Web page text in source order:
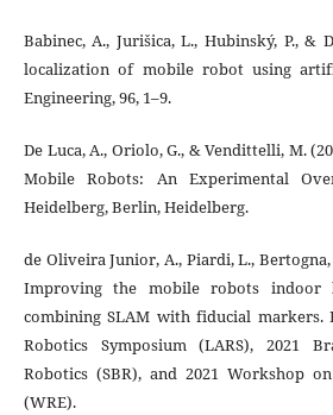
Babinec, A., Jurišica, L., Hubinský, P., &
localization of mobile robot using
Engineering, 96, 1–9.
De Luca, A., Oriolo, G., & Vendittelli, M.
Mobile Robots: An Experimental
Heidelberg, Berlin, Heidelberg.
de Oliveira Junior, A., Piardi, L., Bertogna,
Improving the mobile robots indoor
combining SLAM with fiducial markers.
Robotics Symposium (LARS), 2021
Robotics (SBR), and 2021 Workshop
(WRE).